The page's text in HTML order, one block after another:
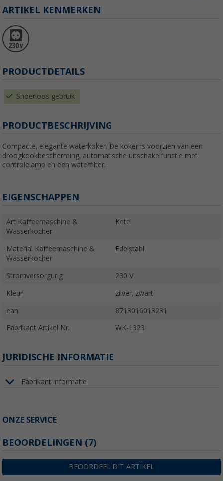
ARTIKEL KENMERKEN
PRODUCTDETAILS
Snoerloos gebruik
PRODUCTBESCHRIJVING
Compacte, elegante waterkoker. De koker is voorzien van een
droogkookbescherming, automatische uitschakelfunctie met
controlelamp en een waterfilter.
EIGENSCHAPPEN
Art Kaffeemaschine &
Wasserkocher
Ketel
Material Kaffeemaschine &
Wasserkocher
Edelstahl
Stromversorgung 230 V
Kleur zilver, zwart
ean 8713016013231
Fabrikant Artikel Nr. WK-1323
JURIDISCHE INFORMATIE
Fabrikant informatie
ONZE SERVICE
BEOORDELINGEN (7)
BEOORDEEL DIT ARTIKEL